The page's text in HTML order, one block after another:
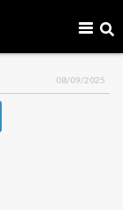
08/09/2025